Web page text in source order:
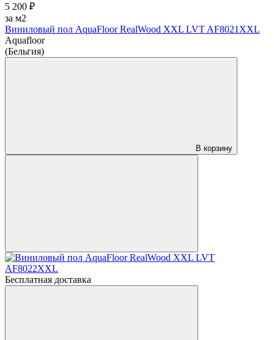
5 200 ₽
за м2
Виниловый пол AquaFloor RealWood XХL LVT AF8021XXL
Aquafloor
(Бельгия)
В корзину
Бесплатная доставка